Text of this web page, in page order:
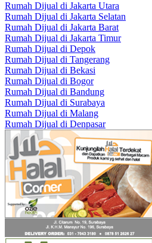
Rumah Dijual di Jakarta Utara
Rumah Dijual di Jakarta Selatan
Rumah Dijual di Jakarta Barat
Rumah Dijual di Jakarta Timur
Rumah Dijual di Depok
Rumah Dijual di Tangerang
Rumah Dijual di Bekasi
Rumah Dijual di Bogor
Rumah Dijual di Bandung
Rumah Dijual di Surabaya
Rumah Dijual di Malang
Rumah Dijual di Denpasar